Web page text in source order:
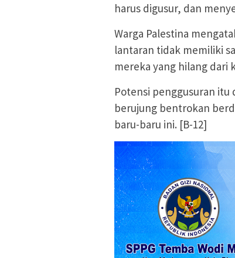
harus digusur, dan
Warga Palestina
lantaran tidak memiliki
mereka yang hilang dari
Potensi penggusuran itu
berujung bentrokan
baru-baru ini. [B-12]